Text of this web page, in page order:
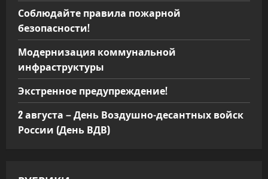
Соблюдайте правила пожарной
безопасности!
Модернизация коммунальной
инфраструктуры
Экстренное предупреждение!
2 августа – День Воздушно-десантных войск
России (День ВДВ)